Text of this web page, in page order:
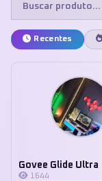
Recentes
Govee Glide Ultra
1644